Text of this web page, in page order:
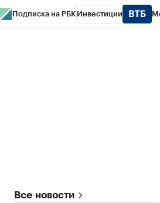
Подписка на РБК Инвестиции
Все новости